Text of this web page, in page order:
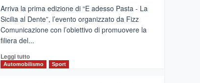
Il
Borgo
del
tour
tra
Arriva la prima edizione di “E adesso Pasta - La
Sicilia al Dente”, l’evento organizzato da Fizz
Comunicazione con l’obiettivo di promuovere la
filiera del...
Leggi tuttoLeggi
di
Automobilismo Sport